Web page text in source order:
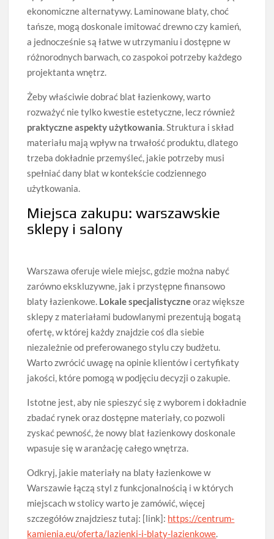
ekonomiczne alternatywy. Laminowane blaty, choć
tańsze, mogą doskonale imitować drewno czy kamień,
a jednocześnie są łatwe w utrzymaniu i dostępne w
różnorodnych barwach, co zaspokoi potrzeby każdego
projektanta wnętrz.
Żeby właściwie dobrać blat łazienkowy, warto
rozważyć nie tylko kwestie estetyczne, lecz również
praktyczne aspekty użytkowania. Struktura i skład
materiału mają wpływ na trwałość produktu, dlatego
trzeba dokładnie przemyśleć, jakie potrzeby musi
spełniać dany blat w kontekście codziennego
użytkowania.
Miejsca zakupu: warszawskie
sklepy i salony
Warszawa oferuje wiele miejsc, gdzie można nabyć
zarówno ekskluzywne, jak i przystępne finansowo
blaty łazienkowe. Lokale specjalistyczneoraz większe
sklepy z materiałami budowlanymi prezentują bogatą
ofertę, w której każdy znajdzie coś dla siebie
niezależnie od preferowanego stylu czy budżetu.
Warto zwrócić uwagę na opinie klientów i certyfikaty
jakości, które pomogą w podjęciu decyzji o zakupie.
Istotne jest, aby nie spieszyć się z wyborem i dokładnie
zbadać rynek oraz dostępne materiały, co pozwoli
zyskać pewność, że nowy blat łazienkowy doskonale
wpasuje się w aranżację całego wnętrza.
Odkryj, jakie materiały na blaty łazienkowe w
Warszawie łączą styl z funkcjonalnością i w których
miejscach w stolicy warto je zamówić, więcej
szczegółów znajdziesz tutaj: [link]: https://centrum-
kamienia.eu/oferta/lazienki-i-blaty-lazienkowe.